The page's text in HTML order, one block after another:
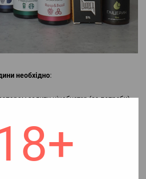
необхідно:
залити нікобустер (за потреби),
отримаємо 0 мг, без нікотину;